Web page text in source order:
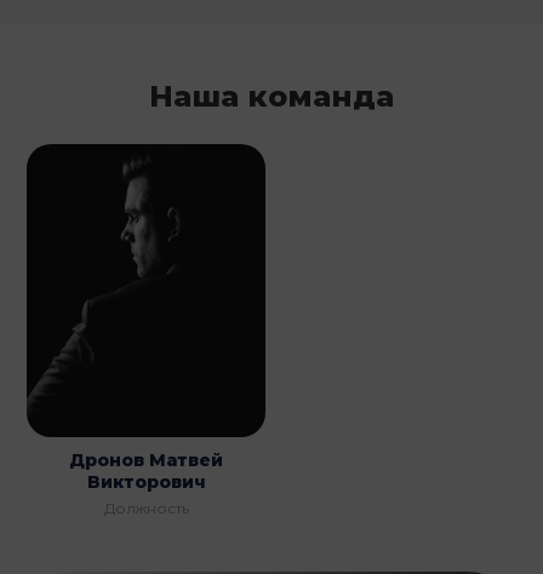
Наша команда
Дронов Матвей
Викторович
Должность